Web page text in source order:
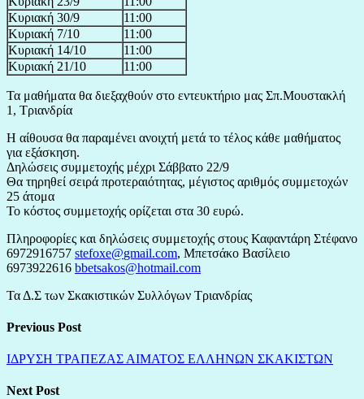
Κυριακή 30/9
11:00
Κυριακή 7/10
11:00
Κυριακή 14/10
11:00
Κυριακή 21/10
11:00
Τα μαθήματα θα διεξαχθούν στο εντευκτήριο μας Σπ.Μουστακλή
1, Τριανδρία
Η αίθουσα θα παραμένει ανοιχτή μετά το τέλος κάθε μαθήματος
για εξάσκηση.
Δηλώσεις συμμετοχής μέχρι Σάββατο 22/9
Θα τηρηθεί σειρά προτεραιότητας, μέγιστος αριθμός συμμετοχών
25 άτομα
Το κόστος συμμετοχής ορίζεται στα 30 ευρώ.
Πληροφορίες και δηλώσεις συμμετοχής στους Καφαντάρη Στέφανο
6972916757 stefoxe@gmail.com, Μπετσάκο Βασίλειο
6973922616 bbetsakos@hotmail.com
Τα Δ.Σ των Σκακιστικών Συλλόγων Τριανδρίας
Previous Post
ΙΔΡΥΣΗ ΤΡΑΠΕΖΑΣ ΑΙΜΑΤΟΣ ΕΛΛΗΝΩΝ ΣΚΑΚΙΣΤΩΝ
Next Post